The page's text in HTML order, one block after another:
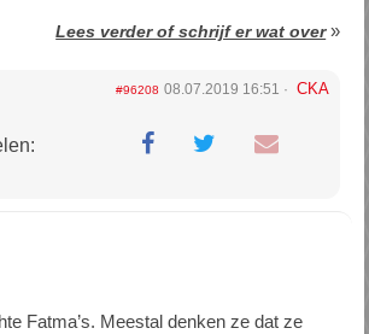
Lees verder of schrijf er wat over»
#96208 08.07.2019 16:51 CKA
Fatma’s. Meestal denken ze dat ze